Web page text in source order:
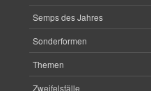
Semps des Jahres
Sonderformen
Themen
Zweifelsfälle